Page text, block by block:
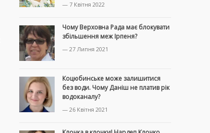
— 7 Квітня 2022
Чому Верховна Рада має блокувати
збільшення меж Ірпеня?
— 27 Липня 2021
Коцюбинське може залишитися
без води. Чому Даніш не платив рік
водоканалу?
— 26 Квітня 2021